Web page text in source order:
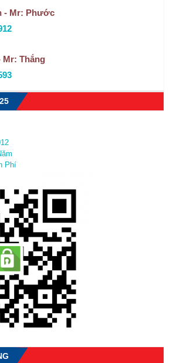
- Mr: Phước
Mr: Thắng
Phí